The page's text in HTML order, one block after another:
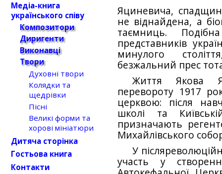
Яциневича,
не віднайдена, а
таємниць.
представників
минулого
безжальний прес
Життя Якова
перевороту 1917
церквою: після
школі та
призначають
Михайлівського
У
участь у
Медіа-книга
українського співу
Композитори
Диригенти
Виконавці
Твори
Духовні твори
Колядки та
щедрівки
Пісні
Великі форми та
хорові мініатюри
Дитяча сторінка
Гостьова книга
Контакти